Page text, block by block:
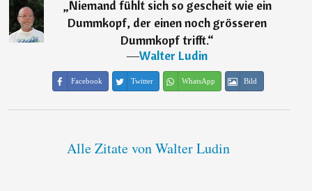
„Niemand fühlt sich so gescheit wie ein
Dummkopf, der einen noch grösseren
Dummkopf trifft.“
―Walter Ludin
Facebook Twitter WhatsApp Bild
Alle Zitate von Walter Ludin